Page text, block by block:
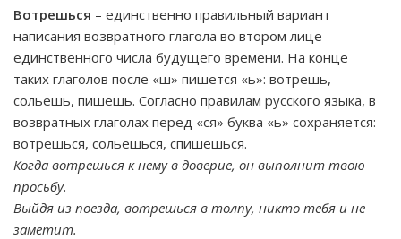
Вотрешься – единственно правильный вариант
написания возвратного глагола во втором лице
единственного числа будущего времени. На конце
таких глаголов после «ш» пишется «ь»: вотрешь,
сольешь, пишешь. Согласно правилам русского языка, в
возвратных глаголах перед «ся» буква «ь» сохраняется:
вотрешься, сольешься, спишешься.
Когда вотрешься к нему в доверие, он выполнит твою
просьбу.
Выйдя из поезда, вотрешься в толпу, никто тебя и не
заметит.